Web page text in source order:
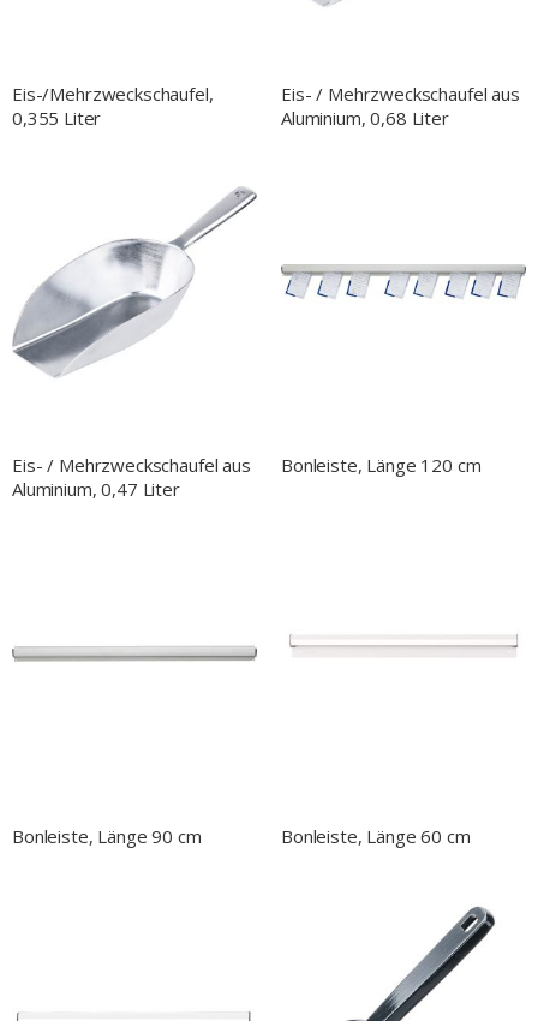
Eis-/Mehrzweckschaufel,
0,355 Liter
Eis- / Mehrzweckschaufel aus
Aluminium, 0,68 Liter
Eis- / Mehrzweckschaufel aus
Aluminium, 0,47 Liter
Bonleiste, Länge 120 cm
Bonleiste, Länge 90 cm Bonleiste, Länge 60 cm